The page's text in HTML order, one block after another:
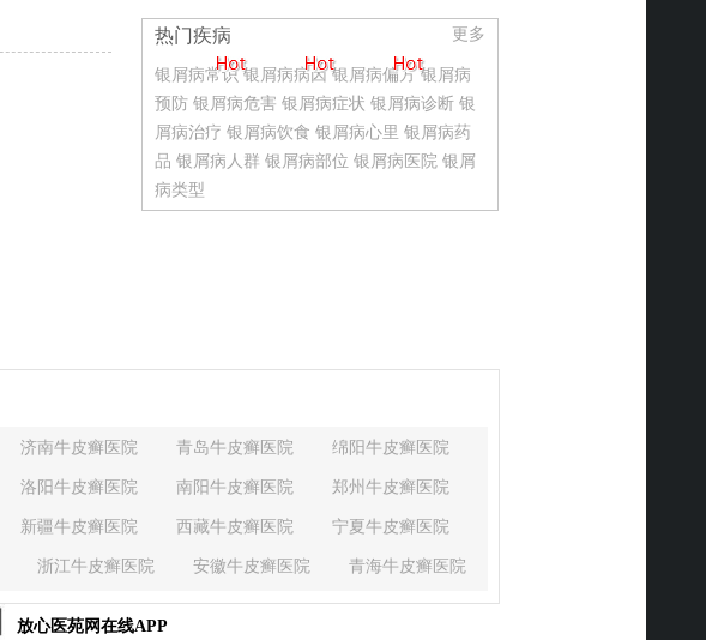
更多
热门疾病
银屑病常识 银屑病病因 银屑病偏方 银屑病
预防 银屑病危害 银屑病症状 银屑病诊断 银
屑病治疗 银屑病饮食 银屑病心里 银屑病药
品 银屑病人群 银屑病部位 银屑病医院 银屑
病类型
济南牛皮癣医院 青岛牛皮癣医院 绵阳牛皮癣医院
洛阳牛皮癣医院 南阳牛皮癣医院 郑州牛皮癣医院
新疆牛皮癣医院 西藏牛皮癣医院 宁夏牛皮癣医院
浙江牛皮癣医院 安徽牛皮癣医院 青海牛皮癣医院
湖南牛皮癣医院 湖北牛皮癣医院 河北牛皮癣医院
放心医苑网在线APP